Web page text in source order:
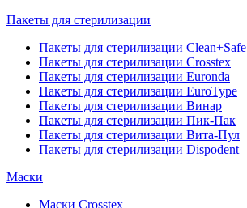
Пакеты для стерилизации
Пакеты для стерилизации Clean+Safe
Пакеты для стерилизации Crosstex
Пакеты для стерилизации Euronda
Пакеты для стерилизации EuroType
Пакеты для стерилизации Винар
Пакеты для стерилизации Пик-Пак
Пакеты для стерилизации Вита-Пул
Пакеты для стерилизации Dispodent
Маски
Маски Crosstex